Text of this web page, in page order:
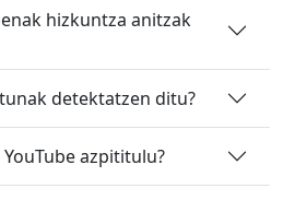
hizkuntza anitzak
detektatzen ditu?
azpititulu?